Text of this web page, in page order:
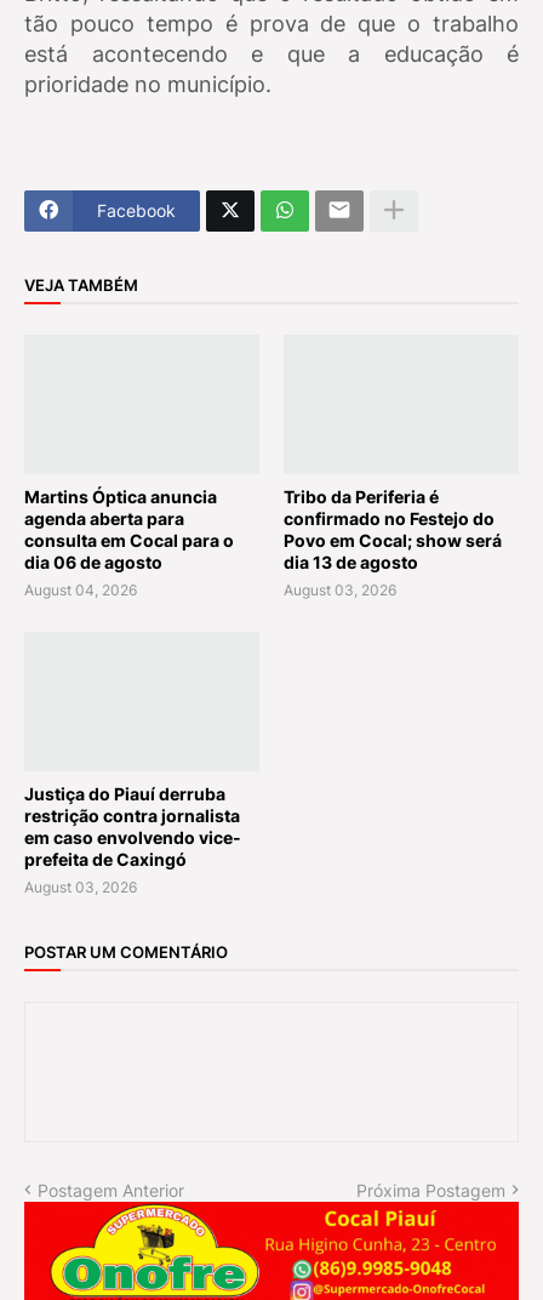
tão pouco tempo é prova de que o trabalho
está acontecendo e que a educação é
prioridade no município.
Facebook
VEJA TAMBÉM
Martins Óptica anuncia
agenda aberta para
consulta em Cocal para o
dia 06 de agosto
August 04, 2026
Tribo da Periferia é
confirmado no Festejo do
Povo em Cocal; show será
dia 13 de agosto
August 03, 2026
Justiça do Piauí derruba
restrição contra jornalista
em caso envolvendo vice-
prefeita de Caxingó
August 03, 2026
POSTAR UM COMENTÁRIO
Postagem Anterior Próxima Postagem